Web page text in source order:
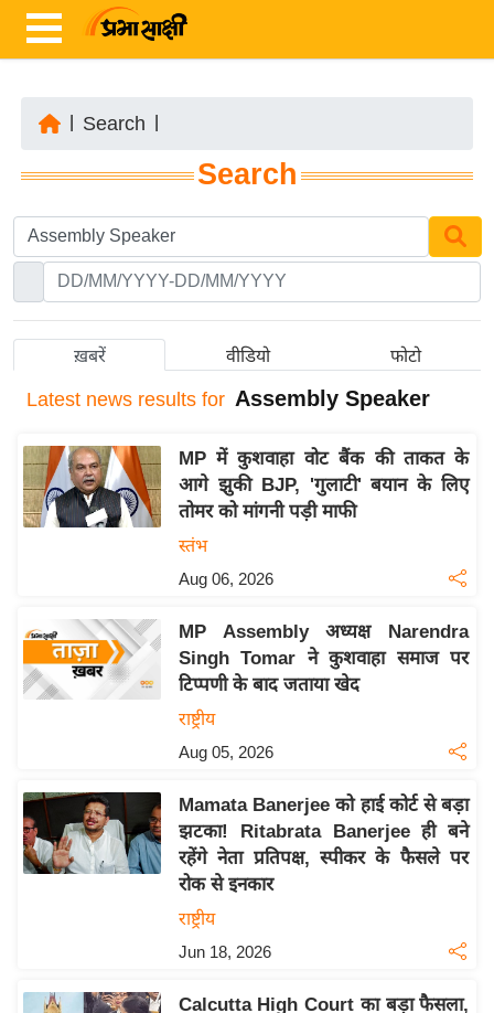
ज़ा
ख
र
ष्ट्री
अं
र्रा
ष्ट्री
य
स
उ
द्यो
ग
त
वि
शे
य
Search
Search
ख़बरें वीडियो फोटो
Latest news results for Assembly Speaker
MP में कुशवाहा वोट बैंक की ताकत के
आगे झुकी BJP, 'गुलाटी' बयान के लिए
तोमर को मांगनी पड़ी माफी
स्तंभ
Aug 06, 2026
MP Assembly अध्यक्ष Narendra
Singh Tomar ने कुशवाहा समाज पर
टिप्पणी के बाद जताया खेद
राष्ट्रीय
Aug 05, 2026
Mamata Banerjee को हाई कोर्ट से बड़ा
झटका! Ritabrata Banerjee ही बने
रहेंगे नेता प्रतिपक्ष, स्पीकर के फैसले पर
रोक से इनकार
राष्ट्रीय
Jun 18, 2026
Calcutta High Court का बड़ा फैसला,